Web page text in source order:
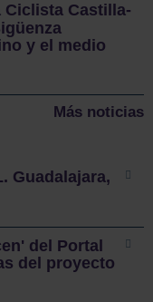
Ciclista Castilla-
y el medio
Más noticias
Guadalajara,
del Portal
del proyecto